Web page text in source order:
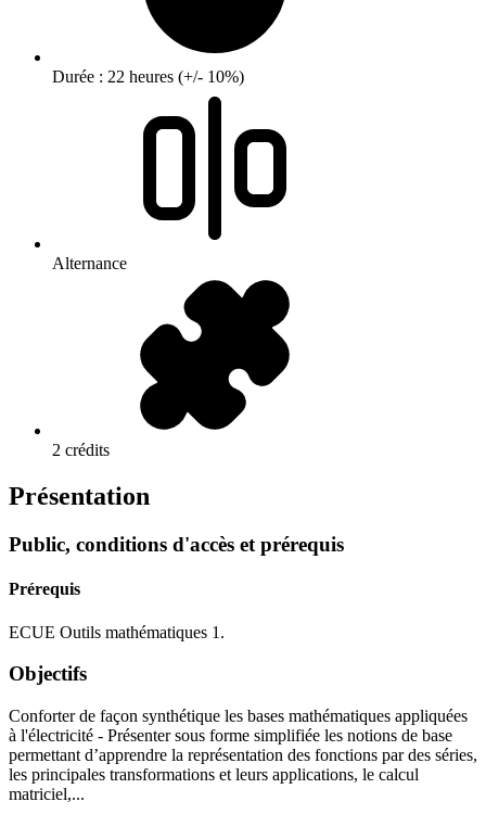
Durée : 22 heures (+/- 10%)
Alternance
2 crédits
Présentation
Public, conditions d'accès et prérequis
Prérequis
ECUE Outils mathématiques 1.
Objectifs
Conforter de façon synthétique les bases mathématiques appliquées
à l'électricité - Présenter sous forme simplifiée les notions de base
permettant d’apprendre la représentation des fonctions par des séries,
les principales transformations et leurs applications, le calcul
matriciel,...